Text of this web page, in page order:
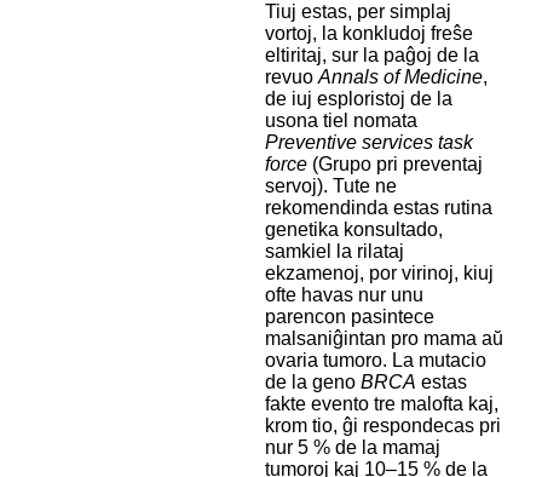
Tiuj estas, per simplaj
vortoj, la konkludoj freŝe
eltiritaj, sur la paĝoj de la
revuo Annals of Medicine,
de iuj esploristoj de la
usona tiel nomata
Preventive services task
force(Grupo pri preventaj
servoj). Tute ne
rekomendinda estas rutina
genetika konsultado,
samkiel la rilataj
ekzamenoj, por virinoj, kiuj
ofte havas nur unu
parencon pasintece
malsaniĝintan pro mama aŭ
ovaria tumoro. La mutacio
de la geno BRCA estas
fakte evento tre malofta kaj,
krom tio, ĝi respondecas pri
nur 5 % de la mamaj
tumoroj kaj 10–15 % de la